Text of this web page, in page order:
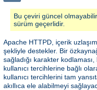
Bu çeviri güncel
sürüm geçerlidir.
Apache HTTPD, içerik
şekliyle destekler. Bir
sağladığı karakter
kullanıcı tercihlerine bağlı
kullanıcı tercihlerini tam
akıllıca ele alabilmeyi